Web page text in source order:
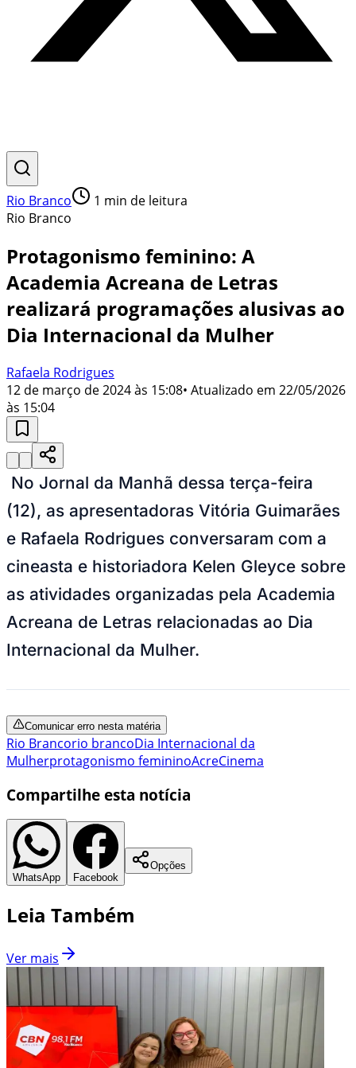
Rio Branco 1 min de leitura
Rio Branco
Protagonismo feminino: A
Academia Acreana de Letras
realizará programações alusivas ao
Dia Internacional da Mulher
Rafaela Rodrigues
12 de março de 2024 às 15:08• Atualizado em 22/05/2026
às 15:04
No Jornal da Manhã dessa terça-feira
(12), as apresentadoras Vitória Guimarães
e Rafaela Rodrigues conversaram com a
cineasta e historiadora Kelen Gleyce sobre
as atividades organizadas pela Academia
Acreana de Letras relacionadas ao Dia
Internacional da Mulher.
Comunicar erro nesta matéria
Rio Brancorio brancoDia Internacional da
Mulherprotagonismo femininoAcreCinema
Compartilhe esta notícia
WhatsApp Facebook
Opções
Leia Também
Ver mais